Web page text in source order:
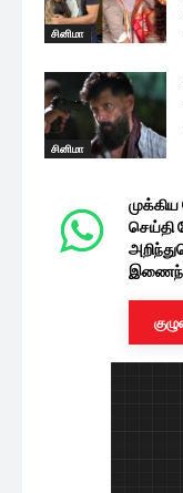
சினிமா
சினிமா